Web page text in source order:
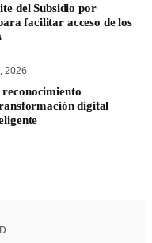
del Subsidio por
facilitar acceso de los
2026
digital